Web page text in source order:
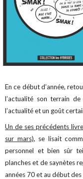
En ce début d’année,
l’actualité son terrain
l’actualité et un goût
Un de ses précédents
sur mars), se lisait
personnel et bien sûr
planches et de saynètes
années 70 et au début des